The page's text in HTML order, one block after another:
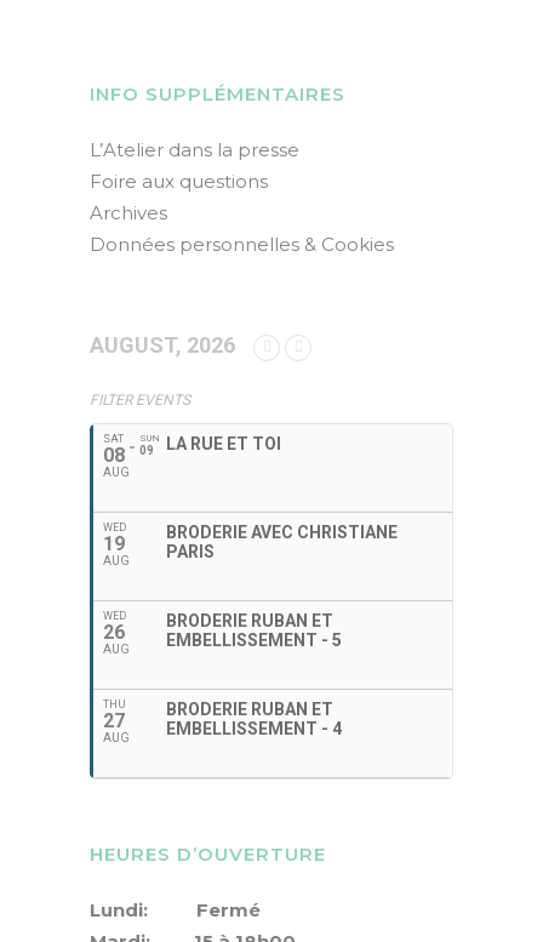
INFO SUPPLÉMENTAIRES
L’Atelier dans la presse
Foire aux questions
Archives
Données personnelles & Cookies
AUGUST, 2026
FILTER EVENTS
SAT
08
AUG
SUN
09 LA RUE ET TOI
WED
19
AUG
BRODERIE AVEC CHRISTIANE
PARIS
WED
26
AUG
BRODERIE RUBAN ET
EMBELLISSEMENT - 5
THU
27
AUG
BRODERIE RUBAN ET
EMBELLISSEMENT - 4
HEURES D’OUVERTURE
Lundi: Fermé